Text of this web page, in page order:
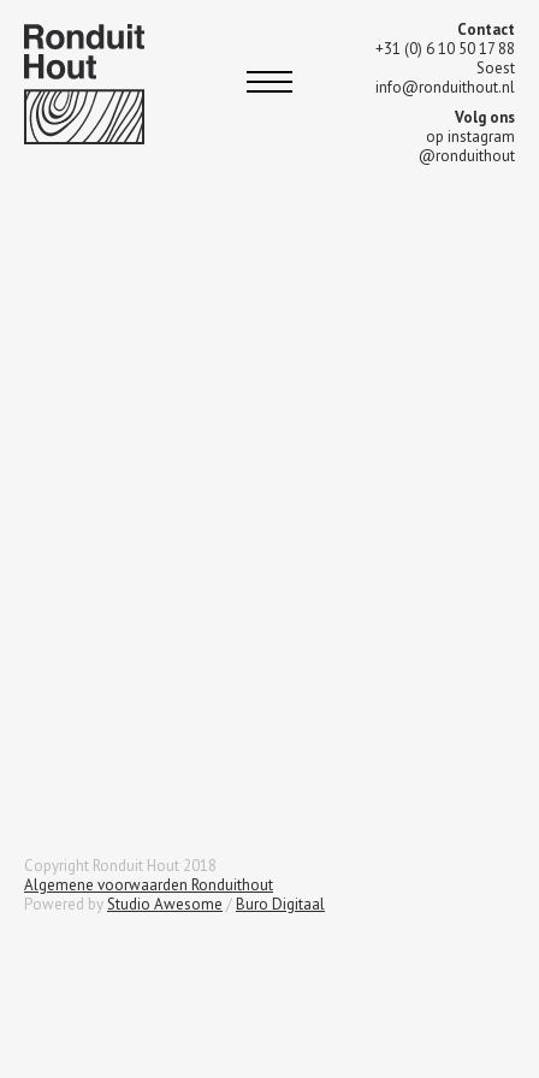
Contact
+31 (0) 6 10 50 17 88
Soest
info@ronduithout.nl
Volg ons
op instagram
@ronduithout
Copyright Ronduit Hout 2018
Algemene voorwaarden Ronduithout
Powered byStudio Awesome /Buro Digitaal